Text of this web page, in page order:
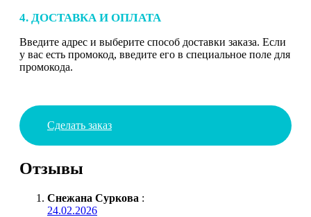
4. ДОСТАВКА И ОПЛАТА
Введите адрес и выберите способ доставки заказа. Если
у вас есть промокод, введите его в специальное поле для
промокода.
Сделать заказ
Отзывы
Снежана Суркова :
24.02.2026